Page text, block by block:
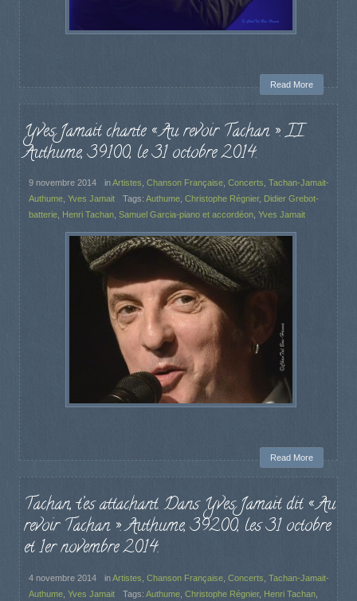
Read More
Yves Jamait chante « Au revoir Tachan ». II.
Authume, 39100, le 31 octobre 2014.
9 novembre 2014 inArtistes Chanson Française Concerts Tachan-Jamait-
Authume Yves Jamait Tags: Authume Christophe Régnier, Didier Grebot-
batterie Henri Tachan Samuel Garcia-piano et accordéon Yves Jamait
Read More
Tachan, t’es attachant. Dans Yves Jamait dit « Au
revoir Tachan ». Authume, 39200, les 31 octobre
et 1er novembre 2014.
4 novembre 2014 inArtistes Chanson Française Concerts Tachan-Jamait-
Authume Yves Jamait Tags: Authume Christophe Régnier, Henri Tachan